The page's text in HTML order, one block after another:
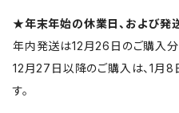
★年末年始の休業日、および発
年内発送は12月26日のご購入分
12月27日以降のご購入は、1月8
す。